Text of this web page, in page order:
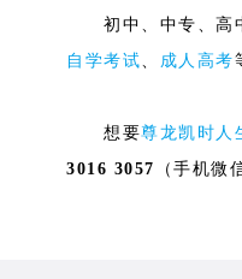
初中、中专、高中
自学考试、 成人高考
想要尊龙凯时人
3016 3057 （手机微